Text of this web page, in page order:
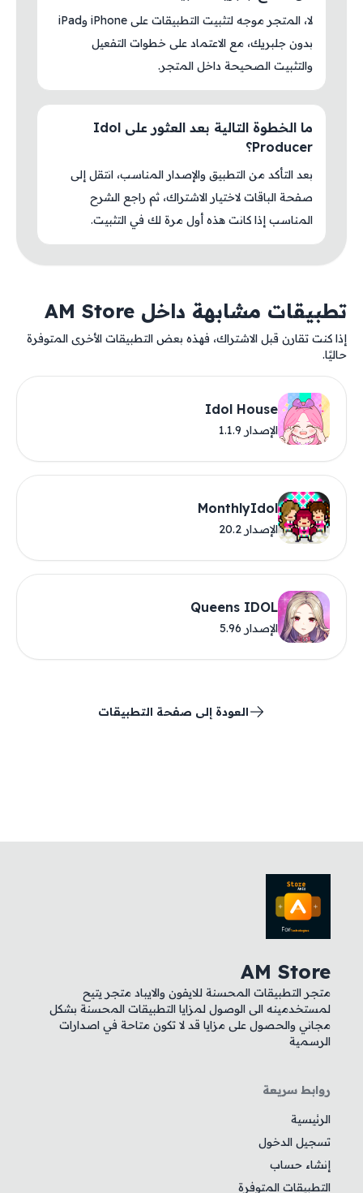
لا، المتجر موجه لتثبيت التطبيقات على iPhone وiPad
بدون جلبريك، مع الاعتماد على خطوات التفعيل
والتثبيت الصحيحة داخل المتجر.
ما الخطوة التالية بعد العثور على Idol
Producer؟
بعد التأكد من التطبيق والإصدار المناسب، انتقل إلى
صفحة الباقات لاختيار الاشتراك، ثم راجع الشرح
المناسب إذا كانت هذه أول مرة لك في التثبيت.
تطبيقات مشابهة داخل AM Store
إذا كنت تقارن قبل الاشتراك، فهذه بعض التطبيقات الأخرى المتوفرة
حاليًا.
Idol House
الإصدار 1.1.9
MonthlyIdol
الإصدار 20.2
Queens IDOL
الإصدار 5.96
العودة إلى صفحة التطبيقات
AM Store
متجر التطبيقات المحسنة للايفون والايباد متجر يتيح
لمستخدمينه الى الوصول لمزايا التطبيقات المحسنة بشكل
مجاني والحصول على مزايا قد لا تكون متاحة في اصدارات
الرسمية
روابط سريعة
الرئيسية
تسجيل الدخول
إنشاء حساب
التطبيقات المتوفرة